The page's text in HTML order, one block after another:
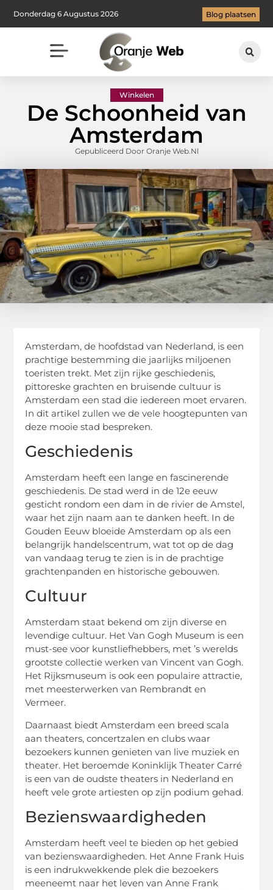
Donderdag 6 Augustus 2026 Blog plaatsen
Winkelen
De Schoonheid van
Amsterdam
Gepubliceerd Door Oranje Web.nl
Amsterdam, de hoofdstad van Nederland, is een
prachtige bestemming die jaarlijks miljoenen
toeristen trekt. Met zijn rijke geschiedenis,
pittoreske grachten en bruisende cultuur is
Amsterdam een stad die iedereen moet ervaren.
In dit artikel zullen we de vele hoogtepunten van
deze mooie stad bespreken.
Geschiedenis
Amsterdam heeft een lange en fascinerende
geschiedenis. De stad werd in de 12e eeuw
gesticht rondom een ​​dam in de rivier de Amstel,
waar het zijn naam aan te danken heeft. In de
Gouden Eeuw bloeide Amsterdam op als een
belangrijk handelscentrum, wat tot op de dag
van vandaag terug te zien is in de prachtige
grachtenpanden en historische gebouwen.
Cultuur
Amsterdam staat bekend om zijn diverse en
levendige cultuur. Het Van Gogh Museum is een
must-see voor kunstliefhebbers, met ’s werelds
grootste collectie werken van Vincent van Gogh.
Het Rijksmuseum is ook een populaire attractie,
met meesterwerken van Rembrandt en
Vermeer.
Daarnaast biedt Amsterdam een breed scala
aan theaters, concertzalen en clubs waar
bezoekers kunnen genieten van live muziek en
theater. Het beroemde Koninklijk Theater Carré
is een van de oudste theaters in Nederland en
heeft vele grote artiesten op zijn podium gehad.
Bezienswaardigheden
Amsterdam heeft veel te bieden op het gebied
van bezienswaardigheden. Het Anne Frank Huis
is een indrukwekkende plek die bezoekers
meeneemt naar het leven van Anne Frank